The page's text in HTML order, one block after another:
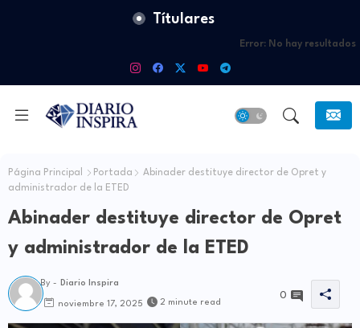
Títulares
Error: No hay resultados
Página Principal Portada
Abinader destituye director de Opret y
administrador de la ETED
Abinader destituye director de Opret
y administrador de la ETED
By - Diario Inspira
noviembre 17, 2025 2 minute read
0